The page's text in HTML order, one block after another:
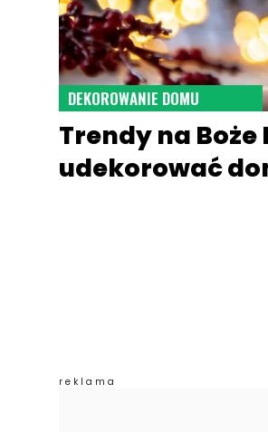
DEKOROWANIE DOMU
Trendy na
udekorować